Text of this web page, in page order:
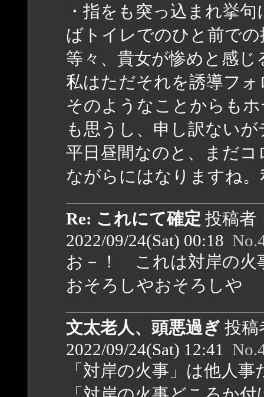
・指をも突っ込まれ挙
ばトイレでのひと前
等々、貴女が惨めと感
私はただそれを誘導フ
そのようなことからも
も思うし、申し訳ない
平日昼間なのと、まだ
ながらにはなりますね。
Re: これにて確定 投稿者
2022/09/24(Sat) 00:18
お－！ これは対岸の火
おそろしやおそろしや
文太老人、頭悪過ぎ 投稿
2022/09/24(Sat) 12:41
「対岸の火事」は他人